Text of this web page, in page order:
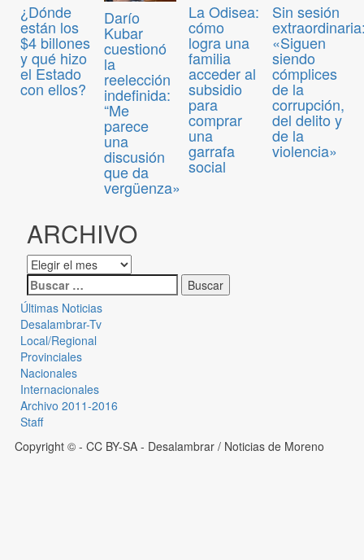
¿Dónde
están los
$4 billones
y qué hizo
el Estado
con ellos?
Darío
Kubar
cuestionó
la
reelección
indefinida:
“Me
parece
una
discusión
que da
vergüenza»
La Odisea:
cómo
logra una
familia
acceder al
subsidio
para
comprar
una
garrafa
social
Sin sesión
«Siguen
siendo
cómplices
de la
corrupción,
del delito y
de la
violencia»
ARCHIVO
Últimas Noticias
Desalambrar-Tv
Local/Regional
Provinciales
Nacionales
Internacionales
Archivo 2011-2016
Staff
Copyright © - CC BY-SA - Desalambrar / Noticias de Moreno